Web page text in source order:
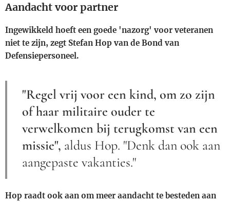
Aandacht voor partner
Ingewikkeld hoeft een goede 'nazorg' voor veteranen
niet te zijn, zegt Stefan Hop van de Bond van
Defensiepersoneel.
"Regel vrij voor een kind, om zo zijn
of haar militaire ouder te
verwelkomen bij terugkomst van een
missie", aldus Hop. "Denk dan ook aan
aangepaste vakanties."
Hop raadt ook aan om meer aandacht te besteden aan